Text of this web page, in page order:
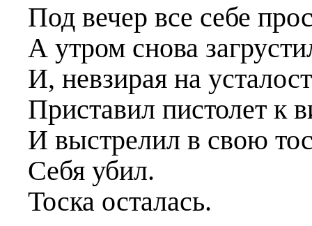
Под вечер все себе
А утром снова
И, невзирая на
Приставил пистолет к
И выстрелил в свою
Себя убил.
Тоска осталась.